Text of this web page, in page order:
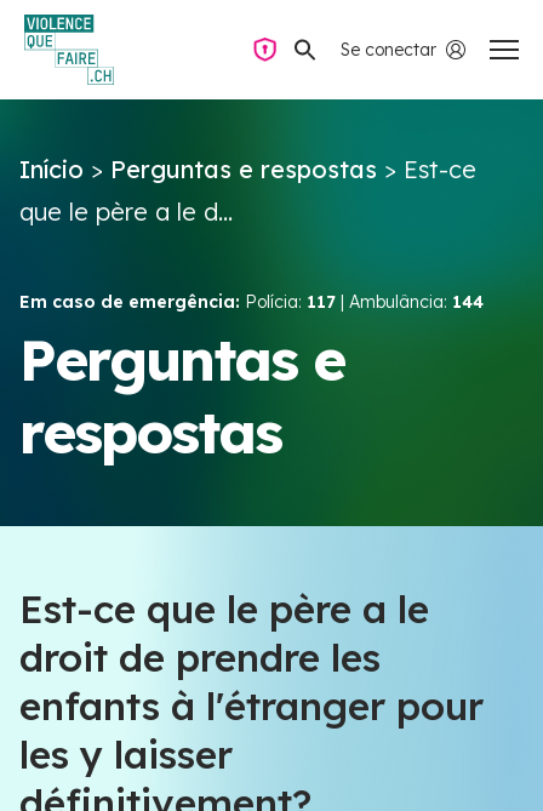
Se conectar
Perguntas e respostas
Violência no casal
Recursos e campanhas
Équipe VIOLENCE QUE FAIRE
Meet our team
Navegação privada
Início > Perguntas e respostas > Est-ce
que le père a le d...
Em caso de emergência: Polícia: 117 | Ambulância: 144
Perguntas e
respostas
Est-ce que le père a le
droit de prendre les
enfants à l'étranger pour
les y laisser